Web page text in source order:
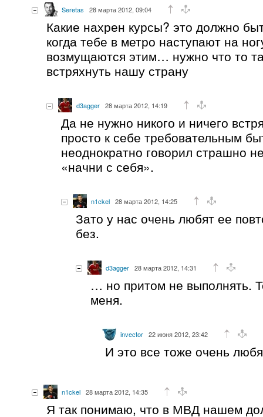
Seretas 28 марта 2012, 09:04
Какие нахрен курсы? это должно
когда тебе в метро наступают на
возмущаются этим… нужно что то
встряхнуть нашу страну
d3agger 28 марта 2012, 14:19
Да не нужно никого и ничего
просто к себе требовательным
неоднократно говорил страшно
«начни с себя».
n1ckel 28 марта 2012, 14:25
Зато у нас очень любят ее
без.
d3agger 28 марта 2012, 14:31
… но притом не выполнять.
меня.
invector 22 июня 2012, 23:42
И это все тоже очень
n1ckel 28 марта 2012, 14:35
Я так понимаю, что в МВД нашем